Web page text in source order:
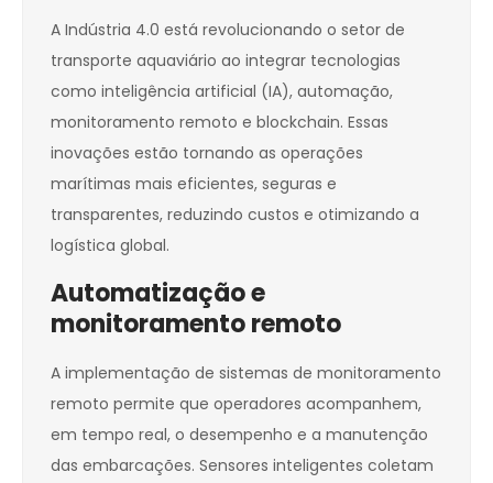
A Indústria 4.0 está revolucionando o setor de
transporte aquaviário ao integrar tecnologias
como inteligência artificial (IA), automação,
monitoramento remoto e blockchain. Essas
inovações estão tornando as operações
marítimas mais eficientes, seguras e
transparentes, reduzindo custos e otimizando a
logística global.
Automatização e
monitoramento remoto
A implementação de sistemas de monitoramento
remoto permite que operadores acompanhem,
em tempo real, o desempenho e a manutenção
das embarcações. Sensores inteligentes coletam